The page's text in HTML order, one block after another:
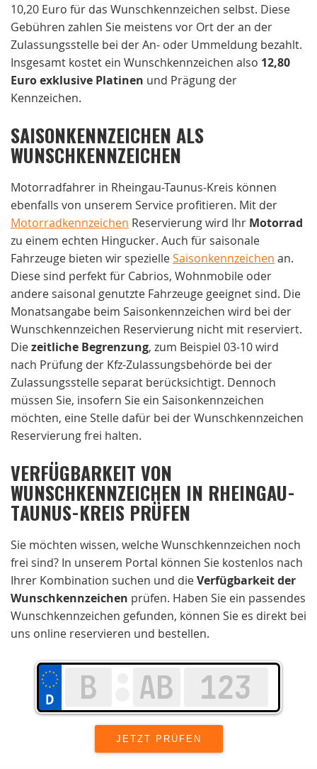
10,20 Euro für das Wunschkennzeichen selbst. Diese
Gebühren zahlen Sie meistens vor Ort der an der
Zulassungsstelle bei der An- oder Ummeldung bezahlt.
Insgesamt kostet ein Wunschkennzeichen also 12,80
Euro exklusive Platinen und Prägung der
Kennzeichen.
SAISONKENNZEICHEN ALS
WUNSCHKENNZEICHEN
Motorradfahrer in Rheingau-Taunus-Kreis können
ebenfalls von unserem Service profitieren. Mit der
Motorradkennzeichen Reservierung wird Ihr Motorrad
zu einem echten Hingucker. Auch für saisonale
Fahrzeuge bieten wir spezielleSaisonkennzeichen an.
Diese sind perfekt für Cabrios, Wohnmobile oder
andere saisonal genutzte Fahrzeuge geeignet sind. Die
Monatsangabe beim Saisonkennzeichen wird bei der
Wunschkennzeichen Reservierung nicht mit reserviert.
Diezeitliche Begrenzung, zum Beispiel 03-10 wird
nach Prüfung der Kfz-Zulassungsbehörde bei der
Zulassungsstelle separat berücksichtigt. Dennoch
müssen Sie, insofern Sie ein Saisonkennzeichen
möchten, eine Stelle dafür bei der Wunschkennzeichen
Reservierung frei halten.
VERFÜGBARKEIT VON
WUNSCHKENNZEICHEN IN RHEINGAU-
TAUNUS-KREIS PRÜFEN
Sie möchten wissen, welche Wunschkennzeichen noch
frei sind? In unserem Portal können Sie kostenlos nach
Ihrer Kombination suchen und dieVerfügbarkeit der
Wunschkennzeichen prüfen. Haben Sie ein passendes
Wunschkennzeichen gefunden, können Sie es direkt bei
uns online reservieren und bestellen.